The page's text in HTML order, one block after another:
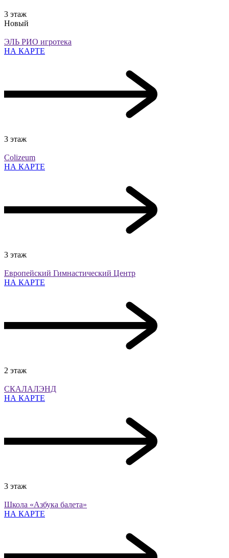
3 этаж
Новый
ЭЛЬ РИО игротека
НА КАРТЕ
3 этаж
Colizeum
НА КАРТЕ
3 этаж
Европейский Гимнастический Центр
НА КАРТЕ
2 этаж
СКАЛАЛЭНД
НА КАРТЕ
3 этаж
Школа «Азбука балета»
НА КАРТЕ